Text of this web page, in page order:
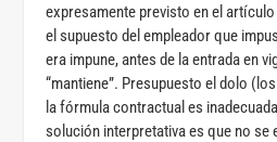
expresamente previsto en el
el supuesto del empleador que
era impune, antes de la entrada en
“mantiene”. Presupuesto el dolo
la fórmula contractual es
solución interpretativa es que no se